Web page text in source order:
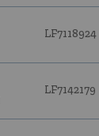
LF7118924
LF7142179